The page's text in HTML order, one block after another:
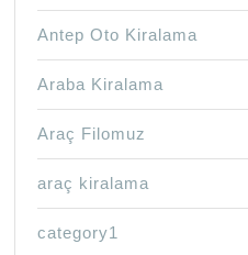
Antep Oto Kiralama
Araba Kiralama
Araç Filomuz
araç kiralama
category1